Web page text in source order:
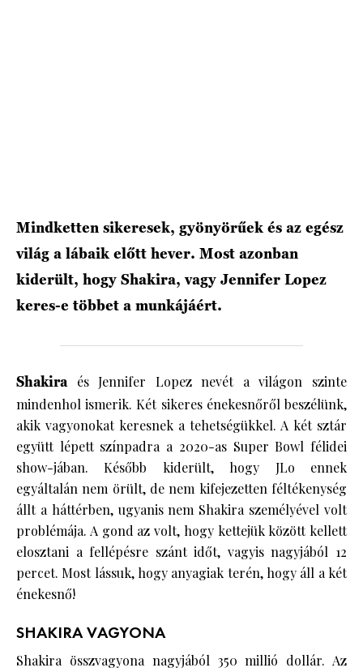
Mindketten sikeresek, gyönyörűek és az egész
világ a lábaik előtt hever. Most azonban
kiderült, hogy Shakira, vagy Jennifer Lopez
keres-e többet a munkájáért.
Shakiraés Jennifer Lopez nevét a világon szinte
mindenhol ismerik. Két sikeres énekesnőről beszélünk,
akik vagyonokat keresnek a tehetségükkel. A két sztár
együtt lépett színpadra a 2020-as Super Bowl félidei
show-jában. Később kiderült, hogy JLo ennek
egyáltalán nem örült, de nem kifejezetten féltékenység
állt a háttérben, ugyanis nem Shakira személyével volt
problémája. A gond az volt, hogy kettejük között kellett
elosztani a fellépésre szánt időt, vagyis nagyjából 12
percet. Most lássuk, hogy anyagiak terén, hogy áll a két
énekesnő!
SHAKIRA VAGYONA
Shakira összvagyona nagyjából 350 millió dollár. Az